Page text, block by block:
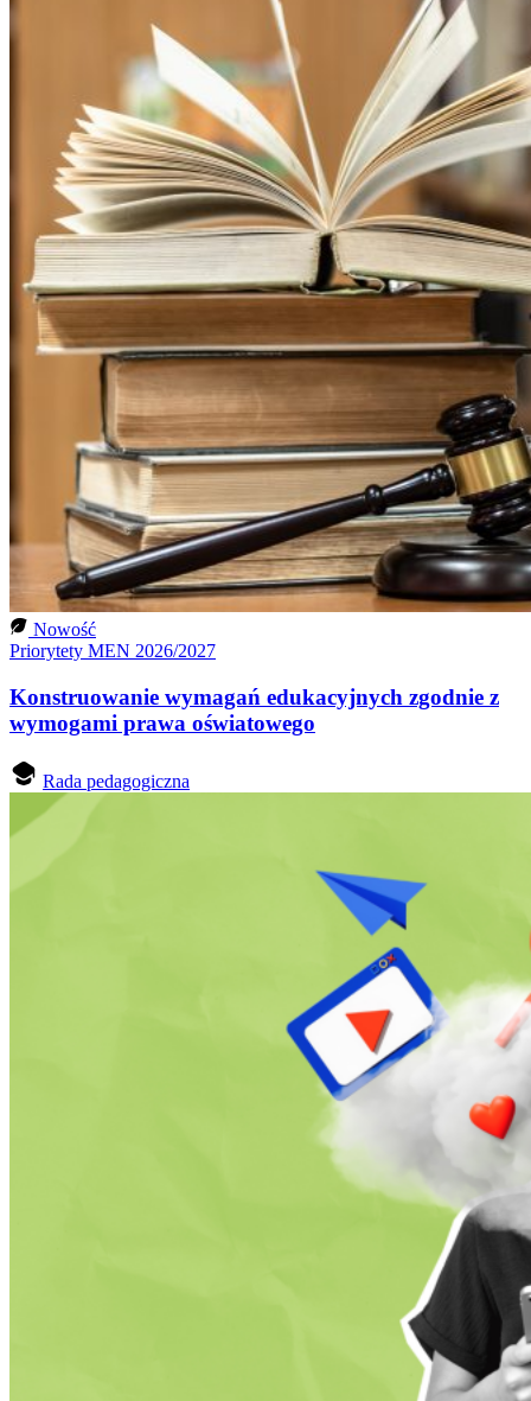
Nowość
Priorytety MEN 2026/2027
Konstruowanie wymagań edukacyjnych zgodnie z
wymogami prawa oświatowego
Rada pedagogiczna